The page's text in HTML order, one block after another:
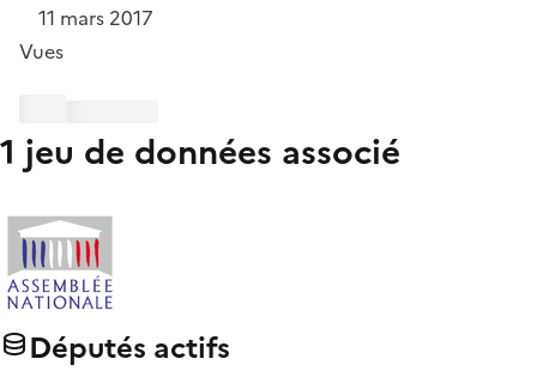
11 mars 2017
Vues
1 jeu de données associé
Députés actifs